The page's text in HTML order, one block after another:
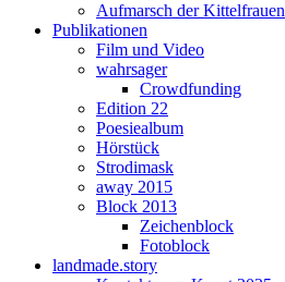
Aufmarsch der Kittelfrauen
Publikationen
Film und Video
wahrsager
Crowdfunding
Edition 22
Poesiealbum
Hörstück
Strodimask
away 2015
Block 2013
Zeichenblock
Fotoblock
landmade.story